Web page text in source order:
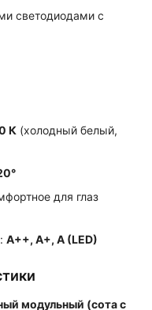
светодиодами с
К (холодный белый,
для глаз
A++, A+, A (LED)
модульный (сота с